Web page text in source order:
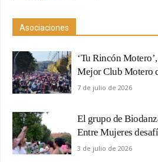
Asociaciones
‘Tu Rincón
Mejor Club Motero
7 de julio de 2026
El grupo de
Entre Mujeres
3 de julio de 2026